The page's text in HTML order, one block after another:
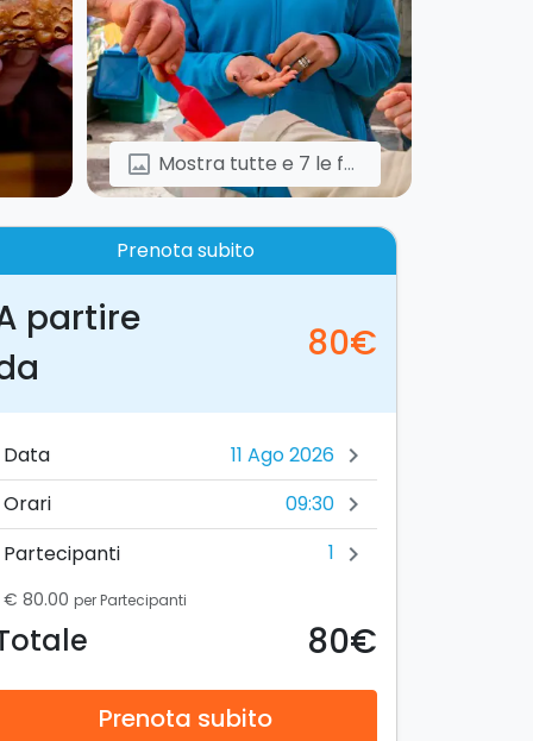
image Mostra tutte e 7 le foto
Prenota subito
partire
80€
Data chevron_right
Orari 09:30 chevron_right
Partecipanti 1 chevron_right
€ 80.00 per Partecipanti
80€
Prenota subito